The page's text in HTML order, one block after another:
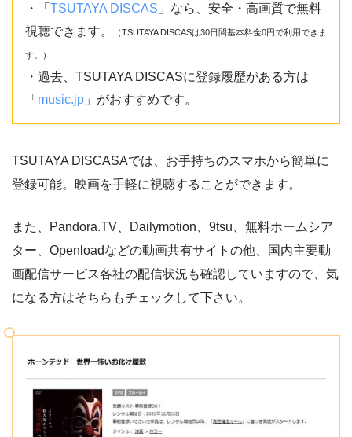
・「 TSUTAYA DISCAS 」なら、安全・高画質で無料
視聴できます。
（TSUTAYA DISCASは30日間基本料金0円で利用できま
す。）
・過去、TSUTAYA DISCASに登録履歴がある方は
「 music.jp 」がおすすめです。
TSUTAYA DISCASAでは、お手持ちのスマホから簡単に
登録可能。映画を手軽に視聴することができます。
また、Pandora.TV、Dailymotion、9tsu、無料ホームシア
ター、Openloadなどの動画共有サイトの他、国内主要動
画配信サービス各社の配信状況も確認していますので、気
になる方はそちらもチェックして下さい。